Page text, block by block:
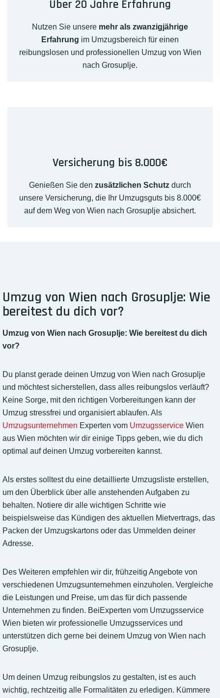
Über 20 Jahre Erfahrung
Nutzen Sie unsere mehr als zwanzigjährige
Erfahrung im Umzugsbereich für einen
reibungslosen und professionellen Umzug von Wien
nach Grosuplje.
Versicherung bis 8.000€
Genießen Sie den zusätzlichen Schutz durch
unsere Versicherung, die Ihr Umzugsguts bis 8.000€
auf dem Weg von Wien nach Grosuplje absichert.
Umzug von Wien nach Grosuplje: Wie
bereitest du dich vor?
Umzug von Wien nach Grosuplje: Wie bereitest du dich
vor?
Du planst gerade deinen Umzug von Wien nach Grosuplje
und möchtest sicherstellen, dass alles reibungslos verläuft?
Keine Sorge, mit den richtigen Vorbereitungen kann der
Umzug stressfrei und organisiert ablaufen. Als
Umzugsunternehmen Experten vom Umzugsservice Wien
aus Wien möchten wir dir einige Tipps geben, wie du dich
optimal auf deinen Umzug vorbereiten kannst.
Als erstes solltest du eine detaillierte Umzugsliste erstellen,
um den Überblick über alle anstehenden Aufgaben zu
behalten. Notiere dir alle wichtigen Schritte wie
beispielsweise das Kündigen des aktuellen Mietvertrags, das
Packen der Umzugskartons oder das Ummelden deiner
Adresse.
Des Weiteren empfehlen wir dir, frühzeitig Angebote von
verschiedenen Umzugsunternehmen einzuholen. Vergleiche
die Leistungen und Preise, um das für dich passende
Unternehmen zu finden. BeiExperten vom Umzugsservice
Wien bieten wir professionelle Umzugsservices und
unterstützen dich gerne bei deinem Umzug von Wien nach
Grosuplje.
Um deinen Umzug reibungslos zu gestalten, ist es auch
wichtig, rechtzeitig alle Formalitäten zu erledigen. Kümmere